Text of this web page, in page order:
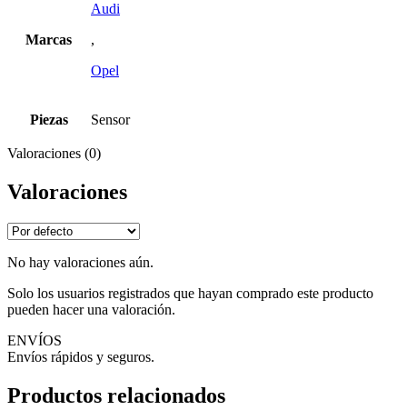
Marcas
Audi
,
Opel
Piezas Sensor
Valoraciones (0)
Valoraciones
No hay valoraciones aún.
Solo los usuarios registrados que hayan comprado este producto
pueden hacer una valoración.
ENVÍOS
Envíos rápidos y seguros.
Productos relacionados